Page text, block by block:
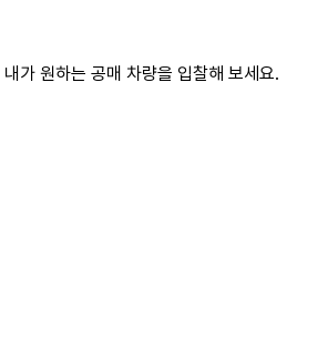
내가 원하는 공매 차량을 입찰해 보세요.